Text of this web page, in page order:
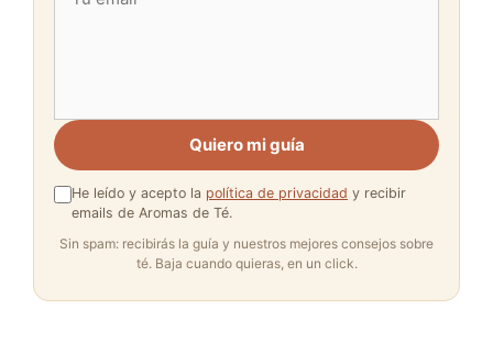
Quiero mi guía
He leído y acepto la política de privacidad y recibir
emails de Aromas de Té.
Sin spam: recibirás la guía y nuestros mejores consejos sobre
té. Baja cuando quieras, en un click.